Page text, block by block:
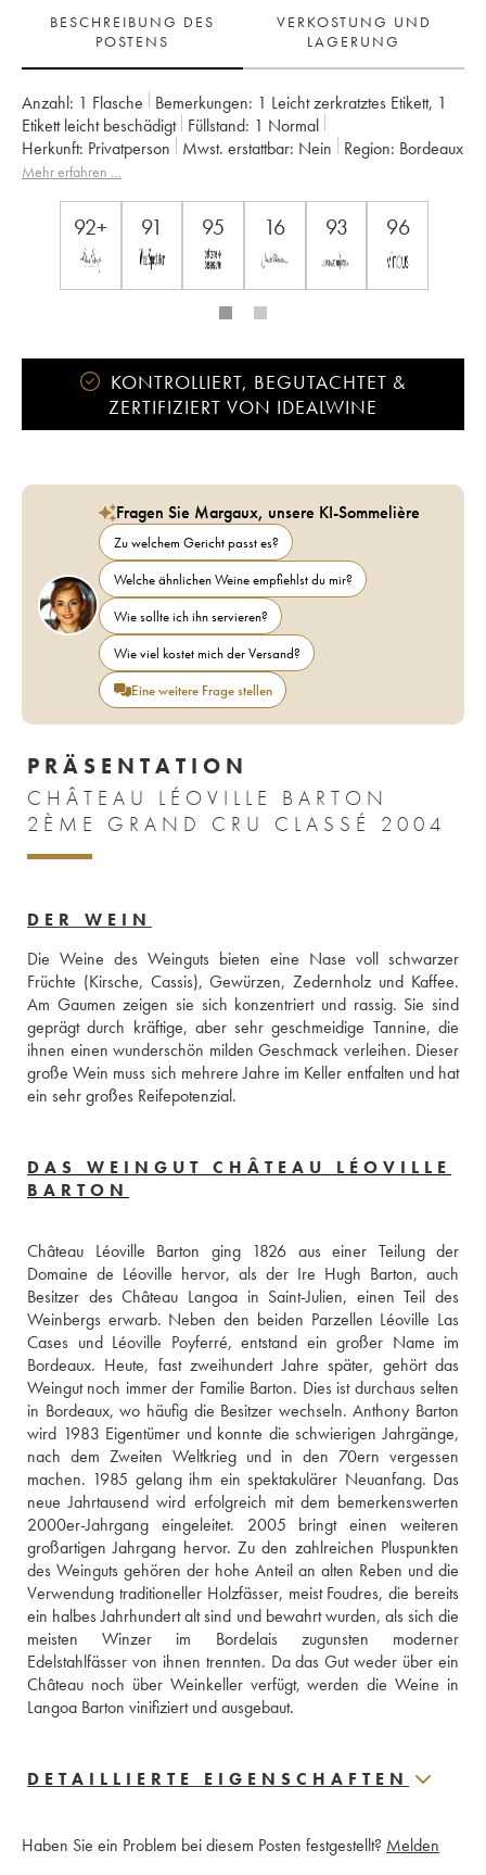
BESCHREIBUNG DES
POSTENS
VERKOSTUNG UND
LAGERUNG
Anzahl: 1 Flasche Bemerkungen: 1 Leicht zerkratztes Etikett, 1
Etikett leicht beschädigt Füllstand: 1 Normal
Herkunft:
privatperson Mwst. erstattbar: nein Region:
Bordeaux
Appellation:
Eigentümer:
GFA des Châteaux Langoa et Léoville Barton
Mehr erfahren …
92+ 91 95 16 93 96
KONTROLLIERT, BEGUTACHTET &
ZERTIFIZIERT VON IDEALWINE
Fragen Sie Margaux, unsere KI-Sommelière
Zu welchem Gericht passt es?
Welche ähnlichen Weine empfiehlst du mir?
Wie sollte ich ihn servieren?
Wie viel kostet mich der Versand?
Eine weitere Frage stellen
PRÄSENTATION
CHÂTEAU LÉOVILLE BARTON
2ÈME GRAND CRU CLASSÉ 2004
DER WEIN
Die Weine des Weinguts bieten eine Nase voll schwarzer
Früchte (Kirsche, Cassis), Gewürzen, Zedernholz und Kaffee.
Am Gaumen zeigen sie sich konzentriert und rassig. Sie sind
geprägt durch kräftige, aber sehr geschmeidige Tannine, die
ihnen einen wunderschön milden Geschmack verleihen. Dieser
große Wein muss sich mehrere Jahre im Keller entfalten und hat
ein sehr großes Reifepotenzial.
DAS WEINGUT CHÂTEAU LÉOVILLE
BARTON
Château Léoville Barton ging 1826 aus einer Teilung der
Domaine de Léoville hervor, als der Ire Hugh Barton, auch
Besitzer des Château Langoa in Saint-Julien, einen Teil des
Weinbergs erwarb. Neben den beiden Parzellen Léoville Las
Cases und Léoville Poyferré, entstand ein großer Name im
Bordeaux. Heute, fast zweihundert Jahre später, gehört das
Weingut noch immer der Familie Barton. Dies ist durchaus selten
in Bordeaux, wo häufig die Besitzer wechseln. Anthony Barton
wird 1983 Eigentümer und konnte die schwierigen Jahrgänge,
nach dem Zweiten Weltkrieg und in den 70ern vergessen
machen. 1985 gelang ihm ein spektakulärer Neuanfang. Das
neue Jahrtausend wird erfolgreich mit dem bemerkenswerten
2000er-Jahrgang eingeleitet. 2005 bringt einen weiteren
großartigen Jahrgang hervor. Zu den zahlreichen Pluspunkten
des Weinguts gehören der hohe Anteil an alten Reben und die
Verwendung traditioneller Holzfässer, meist Foudres, die bereits
ein halbes Jahrhundert alt sind und bewahrt wurden, als sich die
meisten Winzer im Bordelais zugunsten moderner
Edelstahlfässer von ihnen trennten. Da das Gut weder über ein
Château noch über Weinkeller verfügt, werden die Weine in
Langoa Barton vinifiziert und ausgebaut.
DETAILLIERTE EIGENSCHAFTEN
Haben Sie ein Problem bei diesem Posten festgestellt? Melden